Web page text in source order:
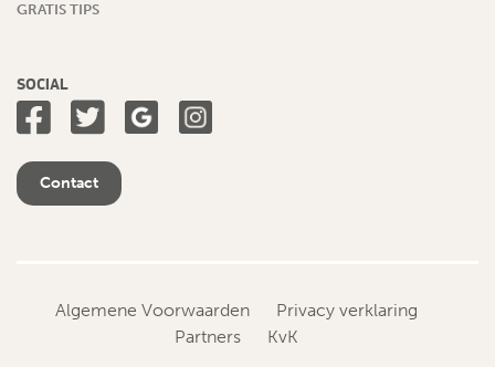
GRATIS TIPS
SOCIAL
Contact
Algemene Voorwaarden
Privacy verklaring
Partners
KvK